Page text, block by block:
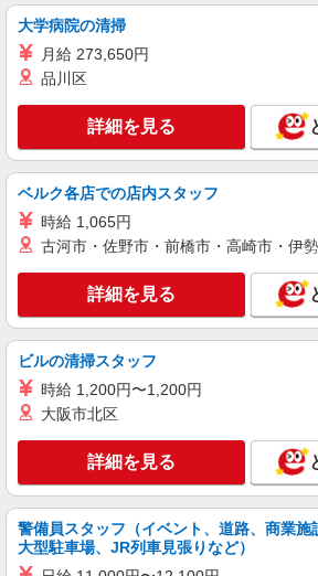
キープ
派遣社員
株式会社シーエーセールススタッフ/
アパレル販売
時給1500円〜1550円
丸の内ビルディング
キープ
株式会社シーエーセールススタッフ/
アパレル販売
円】 ■22日間勤務の場合
給1600円×実働7時間30
（1.25倍：1分単位で支
変動します。
キープ
派遣社員
株式会社シーエーセールススタッフ/
アパレル販売
大学病院の清掃
月給 273,650円
品川区
詳細を見る
ベルク各店での店内スタッフ
時給 1,065円
古河市・佐野市・前橋市・高崎市・伊
詳細を見る
ビルの清掃スタッフ
時給 1,200円〜1,200円
大阪市北区
詳細を見る
警備員スタッフ（イベント、道路、商業施
大型駐車場、JR列車見張りなど）